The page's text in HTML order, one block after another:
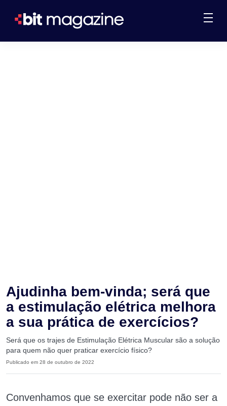
Ajudinha bem-vinda; será que
a estimulação elétrica melhora
a sua prática de exercícios?
Será que os trajes de Estimulação Elétrica Muscular são a solução
para quem não quer praticar exercício físico?
Publicado em 28 de outubro de 2022
Convenhamos que se exercitar pode não ser a